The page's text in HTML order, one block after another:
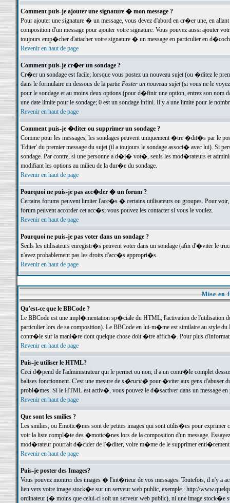
Comment puis-je ajouter une signature � mon message ?
Pour ajouter une signature � un message, vous devez d'abord en cr�er une, en
composition d'un message pour ajouter votre signature. Vous pouvez aussi ajouter
toujours emp�cher d'attacher votre signature � un message en particulier en
Revenir en haut de page
Comment puis-je cr�er un sondage ?
Cr�er un sondage est facile; lorsque vous postez un nouveau sujet (ou �ditez le
dans le formulaire en dessous de la partie Poster un nouveau sujet(si vous ne le voyez
pour le sondage et au moins deux options (pour d�finir une option, entrez son nom
une date limite pour le sondage; 0 est un sondage infini. Il y a une limite pour le
Revenir en haut de page
Comment puis-je �diter ou supprimer un sondage ?
Comme pour les messages, les sondages peuvent uniquement �tre �dit�s par le
'Editer' du premier message du sujet (il a toujours le sondage associ� avec lui). Si
sondage. Par contre, si une personne a d�j� vot�, seuls les mod�rateurs et
modifiant les options au milieu de la dur�e du sondage.
Revenir en haut de page
Pourquoi ne puis-je pas acc�der � un forum ?
Certains forums peuvent limiter l'acc�s � certains utilisateurs ou groupes. Pour
forum peuvent accorder cet acc�s; vous pouvez les contacter si vous le voulez.
Revenir en haut de page
Pourquoi ne puis-je pas voter dans un sondage ?
Seuls les utilisateurs enregistr�s peuvent voter dans un sondage (afin d'�viter le
n'avez probablement pas les droits d'acc�s appropri�s.
Revenir en haut de page
Mise en
Qu'est-ce que le BBCode ?
Le BBCode est une impl�mentation sp�ciale du HTML; l'activation de l'utilisation
particulier lors de sa composition). Le BBCode en lui-m�me est similaire au style
contr�le sur la mani�re dont quelque chose doit �tre affich�. Pour plus
Revenir en haut de page
Puis-je utiliser le HTML?
Ceci d�pend de l'administrateur qui le permet ou non; il a un contr�le complet
balises fonctionnent. C'est une mesure de s�curit�pour �viter aux gens d'abuser
probl�mes. Si le HTML est activ�, vous pouvez le d�sactiver dans un message en
Revenir en haut de page
Que sont les smilies ?
Les smilies, ou Emotic�nes sont de petites images qui sont utilis�es pour exprimer
voir la liste compl�te des �motic�nes lors de la composition d'un message.
mod�rateur pourrait d�cider de l'�diter, voire m�me de le supprimer
Revenir en haut de page
Puis-je poster des Images?
Vous pouvez montrer des images � l'int�rieur de vos messages. Toutefois, il n'y a
lien vers votre image stock�e sur un serveur web public, exemple : http://
ordinateur (� moins que celui-ci soit un serveur web public), ni une image stock�e